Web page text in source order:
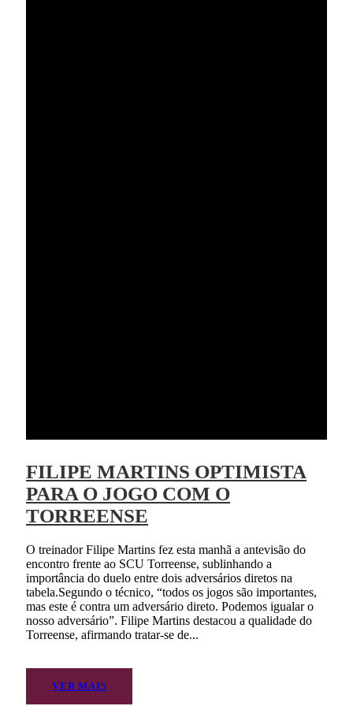
FILIPE MARTINS OPTIMISTA
PARA O JOGO COM O
TORREENSE
O treinador Filipe Martins fez esta manhã a antevisão do
encontro frente ao SCU Torreense, sublinhando a
importância do duelo entre dois adversários diretos na
tabela.Segundo o técnico, “todos os jogos são importantes,
mas este é contra um adversário direto. Podemos igualar o
nosso adversário”. Filipe Martins destacou a qualidade do
Torreense, afirmando tratar-se de...
VER MAIS